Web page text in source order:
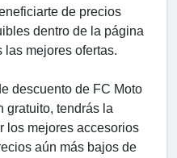
de precios
dentro de la página
las mejores ofertas.
descuento de FC Moto
gratuito, tendrás la
los mejores accesorios
aún más bajos de